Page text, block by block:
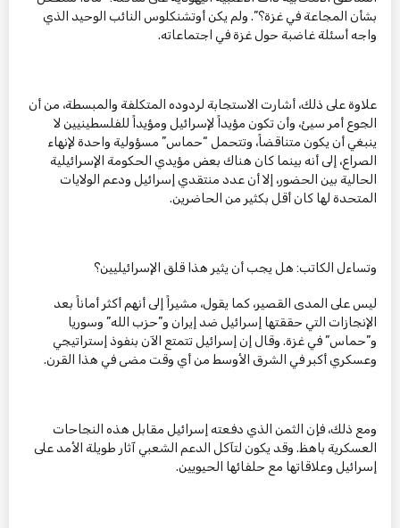
بشأن المجاعة في غزة؟”. ولم يكن أوتشنكلوس النائب الوحيد الذي
واجه أسئلة غاضبة حول غزة في اجتماعاته.
علاوة على ذلك، أشارت الاستجابة لردوده المتكلفة والمبسطة، من أن
الجوع أمر سيئ، وأن تكون مؤيداً لإسرائيل ومؤيداً للفلسطينيين لا
ينبغي أن يكون متناقضاً، وتتحمل “حماس” مسؤولية واحدة لإنهاء
الصراع، إلى أنه بينما كان هناك بعض مؤيدي الحكومة الإسرائيلية
الحالية بين الحضور، إلا أن عدد منتقدي إسرائيل ودعم الولايات
المتحدة لها كان أقل بكثير من الحاضرين.
وتساءل الكاتب: هل يجب أن يثير هذا قلق الإسرائيليين؟
ليس على المدى القصير، كما يقول، مشيراً إلى أنهم أكثر أماناً بعد
الإنجازات التي حققتها إسرائيل ضد إيران و”حزب الله” وسوريا
و”حماس” في غزة. وقال إن إسرائيل تتمتع الآن بنفوذ إستراتيجي
وعسكري أكبر في الشرق الأوسط من أي وقت مضى في هذا القرن.
ومع ذلك، فإن الثمن الذي دفعته إسرائيل مقابل هذه النجاحات
العسكرية باهظ. وقد يكون لتآكل الدعم الشعبي آثار طويلة الأمد على
إسرائيل وعلاقاتها مع حلفائها الحيويين.